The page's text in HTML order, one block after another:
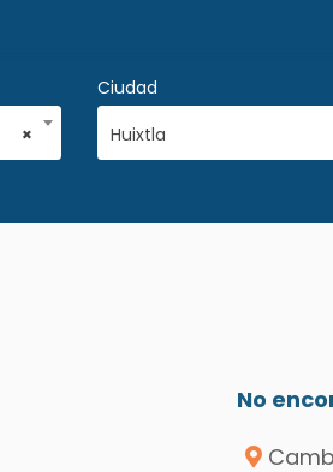
×
Ciudad
Huixtla
No